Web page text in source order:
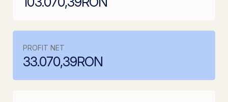
PROFIT NET
33.070,39RON